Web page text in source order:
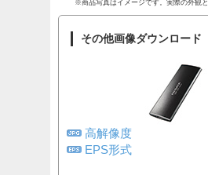
※商品写真はイメージです。実際の外観
その他画像ダウンロード
高解像度
EPS形式